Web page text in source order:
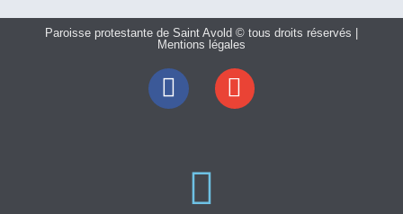
Paroisse protestante de Saint Avold © tous droits réservés |
Mentions légales